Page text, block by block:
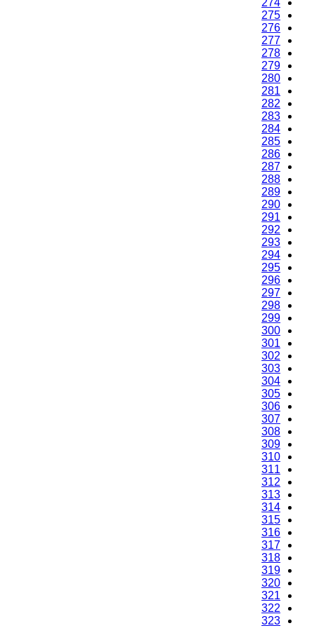
274
275
276
277
278
279
280
281
282
283
284
285
286
287
288
289
290
291
292
293
294
295
296
297
298
299
300
301
302
303
304
305
306
307
308
309
310
311
312
313
314
315
316
317
318
319
320
321
322
323